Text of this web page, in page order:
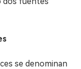
se denominan